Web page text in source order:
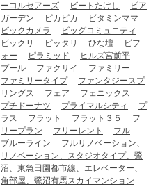
ーコルセアーズ
ビートたけし
ビア
ガーデン
ピカピカ
ビタミンママ
ビックカメラ
ビッグコミュニティ
ビックリ
ピッタリ ひな壇
ビフ
ォー
ピラミッド
ヒルズ宮前平
プール
ファクサイ
ファミリー
ファミリータイプ
ファンタジースプ
リングス
フェア
フェニックス
プチドーナツ
プライマルシティ
プ
ラス
フラット フラット３５
フ
リープラン
フリーレント
フル
ブルーライン
フルリノベーション、
リノベーション、スタジオタイプ、鷺
沼、東急田園都市線、エレベーター、
角部屋、鷺沼有馬スカイマンション